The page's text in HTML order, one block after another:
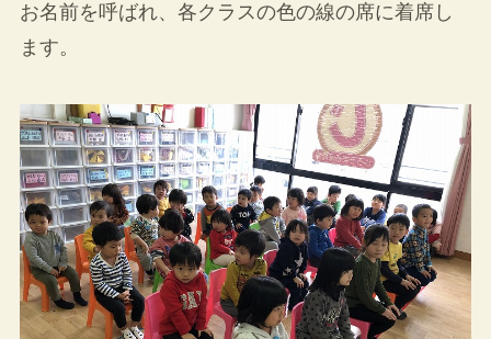
お名前を呼ばれ、各クラスの色の線の席に着席し
ます。